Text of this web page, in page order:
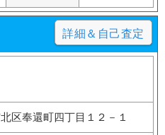
詳細＆自己査定
区奉還町四丁目１２－１